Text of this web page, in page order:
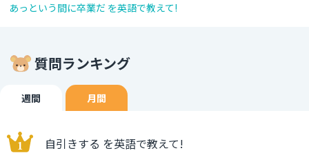
あっという間に卒業だ を英語で教えて!
質問ランキング
週間 月間
自引きする を英語で教えて!